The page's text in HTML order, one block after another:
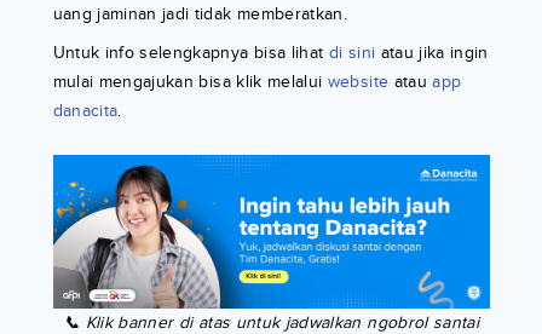
uang jaminan jadi tidak memberatkan.
Untuk info selengkapnya bisa lihat di sini atau jika ingin
mulai mengajukan bisa klik melalui website atauapp
danacita.
📞 Klik banner di atas untuk jadwalkan ngobrol santai